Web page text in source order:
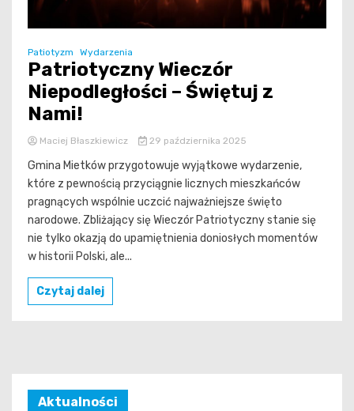
Patiotyzm Wydarzenia
Patriotyczny Wieczór
Niepodległości – Świętuj z
Nami!
Maciej Błaszkiewicz 29 października 2025
Gmina Mietków przygotowuje wyjątkowe wydarzenie,
które z pewnością przyciągnie licznych mieszkańców
pragnących wspólnie uczcić najważniejsze święto
narodowe. Zbliżający się Wieczór Patriotyczny stanie się
nie tylko okazją do upamiętnienia doniosłych momentów
w historii Polski, ale...
Czytaj dalej
Aktualności